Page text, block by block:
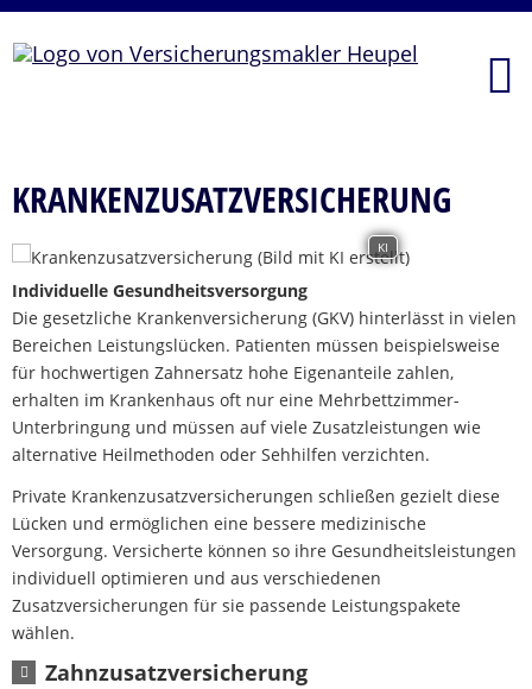
KRANKENZUSATZVERSICHERUNG
KI
Individuelle Gesundheitsversorgung
Die gesetzliche Krankenversicherung (GKV) hinterlässt in vielen
Bereichen Leistungslücken. Patienten müssen beispielsweise
für hochwertigen Zahnersatz hohe Eigenanteile zahlen,
erhalten im Krankenhaus oft nur eine Mehrbettzimmer-
Unterbringung und müssen auf viele Zusatzleistungen wie
alternative Heilmethoden oder Sehhilfen verzichten.
Private Krankenzusatzversicherungen schließen gezielt diese
Lücken und ermöglichen eine bessere medizinische
Versorgung. Versicherte können so ihre Gesundheitsleistungen
individuell optimieren und aus verschiedenen
Zusatzversicherungen für sie passende Leistungspakete
wählen.
Zahnzusatzversicherung